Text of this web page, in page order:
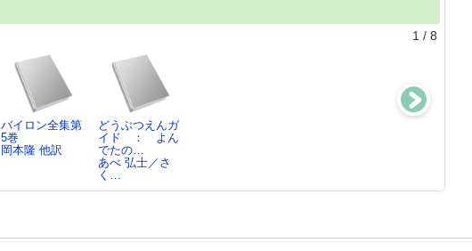
1 / 8
バイロン全集第
5巻
岡本隆 他訳
どうぶつえんガ
イド ： よん
でたの…
あべ 弘士／さ
く…